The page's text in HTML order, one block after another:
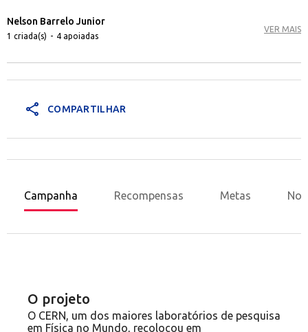
Nelson Barrelo Junior
1 criada(s) - 4 apoiadas
VER MAIS
share COMPARTILHAR
Campanha Recompensas Metas
O projeto
O CERN, um dos maiores laboratórios de pesquisa
em Física no Mundo, recolocou em